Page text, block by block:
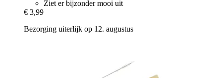
Ziet er bijzonder mooi uit
€ 3,99
Bezorging uiterlijk op 12. augustus